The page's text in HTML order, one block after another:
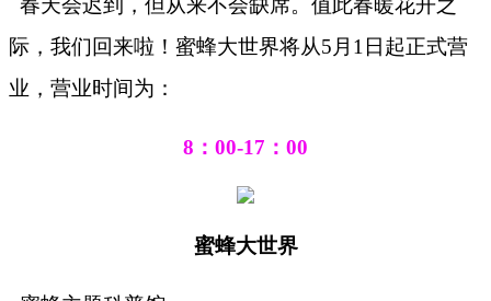
春天会迟到，但从来不会缺席。值此春暖花开之
际，我们回来啦！蜜蜂大世界将从5月1日起正式营
业，营业时间为：
8：00-17：00
蜜蜂大世界